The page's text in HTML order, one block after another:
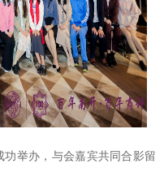
举办，与会嘉宾共同合影留